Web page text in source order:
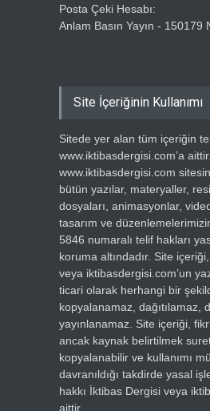
Posta Çeki Hesabı:
Anlam Basın Yayın - 150179
Site İçeriğinin Kullanımı
Sitede yer alan tüm içeriğin
www.iktibasdergisi.com’a aittir.
www.iktibasdergisi.com
bütün yazılar, materyaller,
dosyaları, animasyonlar,
tasarım ve
5846 numaralı telif hakları
koruma altındadır. Site
veya iktibasdergisi.com’un
ticari olarak herhangi bir
kopyalanamaz, dağıtılamaz,
yayınlanamaz. Site içeriği,
ancak kaynak belirtilmek
kopyalanabilir ve kullanımı
davranıldığı takdirde yasal
hakkı İktibas Dergisi veya
aittir.